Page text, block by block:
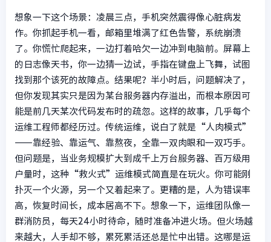
想象一下这个场景：凌晨三点，手机突然震得像心脏病发
作。你抓起手机一看，邮箱里堆满了红色告警，系统崩溃
了。你慌忙爬起来，一边打着哈欠一边冲到电脑前。屏幕上
的日志像天书，你一边猜一边试，手指在键盘上飞舞，试图
找到那个该死的故障点。结果呢？半小时后，问题解决了，
但你发现其实只是因为某台服务器内存溢出，而根本原因可
能是前几天某次代码发布时的疏忽。这样的故事，几乎每个
运维工程师都经历过。传统运维，说白了就是“人肉模式”
——靠经验、靠运气、靠熬夜，全靠一双肉眼和一双巧手。
但问题是，当业务规模扩大到成千上万台服务器、百万级用
户量时，这种“救火式”运维模式简直是在玩火。你可能刚
扑灭一个火源，另一个又着起来了。更糟的是，人为错误率
高，恢复时间长，成本居高不下。想象一下，运维团队像一
群消防员，每天24小时待命，随时准备冲进火场。但火场越
来越大，人手却不够，累死累活还总是忙中出错。这哪是运